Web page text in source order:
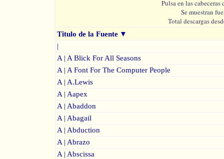
Pulsa en las
Se muestran
Total descargas
Titulo de la Fuente ▼
|
A | A Blick For All Seasons
A | A Font For The Computer People
A | A.Lewis
A | Aapex
A | Abaddon
A | Abagail
A | Abduction
A | Abrazo
A | Abscissa